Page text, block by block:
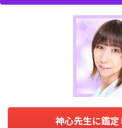
神心先生に鑑定